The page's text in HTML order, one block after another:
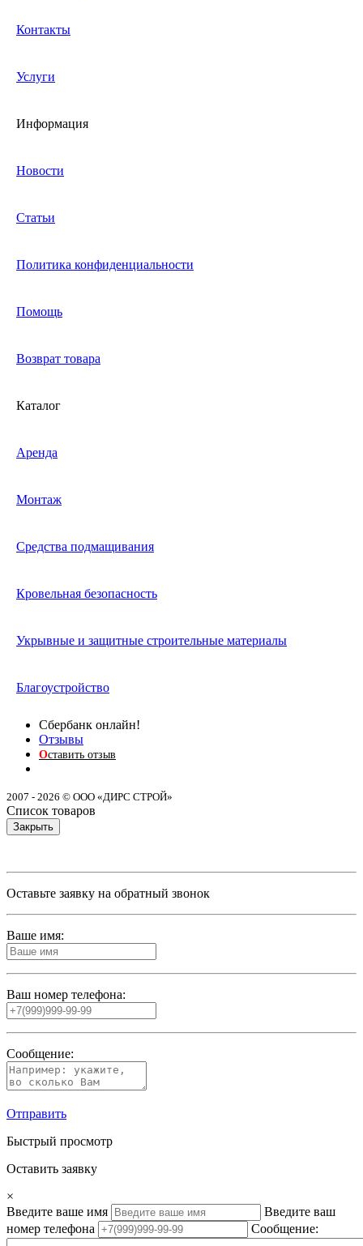
Контакты
Услуги
Информация
Новости
Статьи
Политика конфиденциальности
Помощь
Возврат товара
Каталог
Аренда
Монтаж
Средства подмащивания
Кровельная безопасность
Укрывные и защитные строительные материалы
Благоустройство
Сбербанк онлайн!
Отзывы
Оставить отзыв
2007 - 2026 © ООО «ДИРС СТРОЙ»
Список товаров
Закрыть
Оставьте заявку на обратный звонок
Ваше имя:
Ваш номер телефона:
Сообщение:
Отправить
Быстрый просмотр
Оставить заявку
×
Введите ваше имя
Введите ваш
номер телефона
Сообщение: